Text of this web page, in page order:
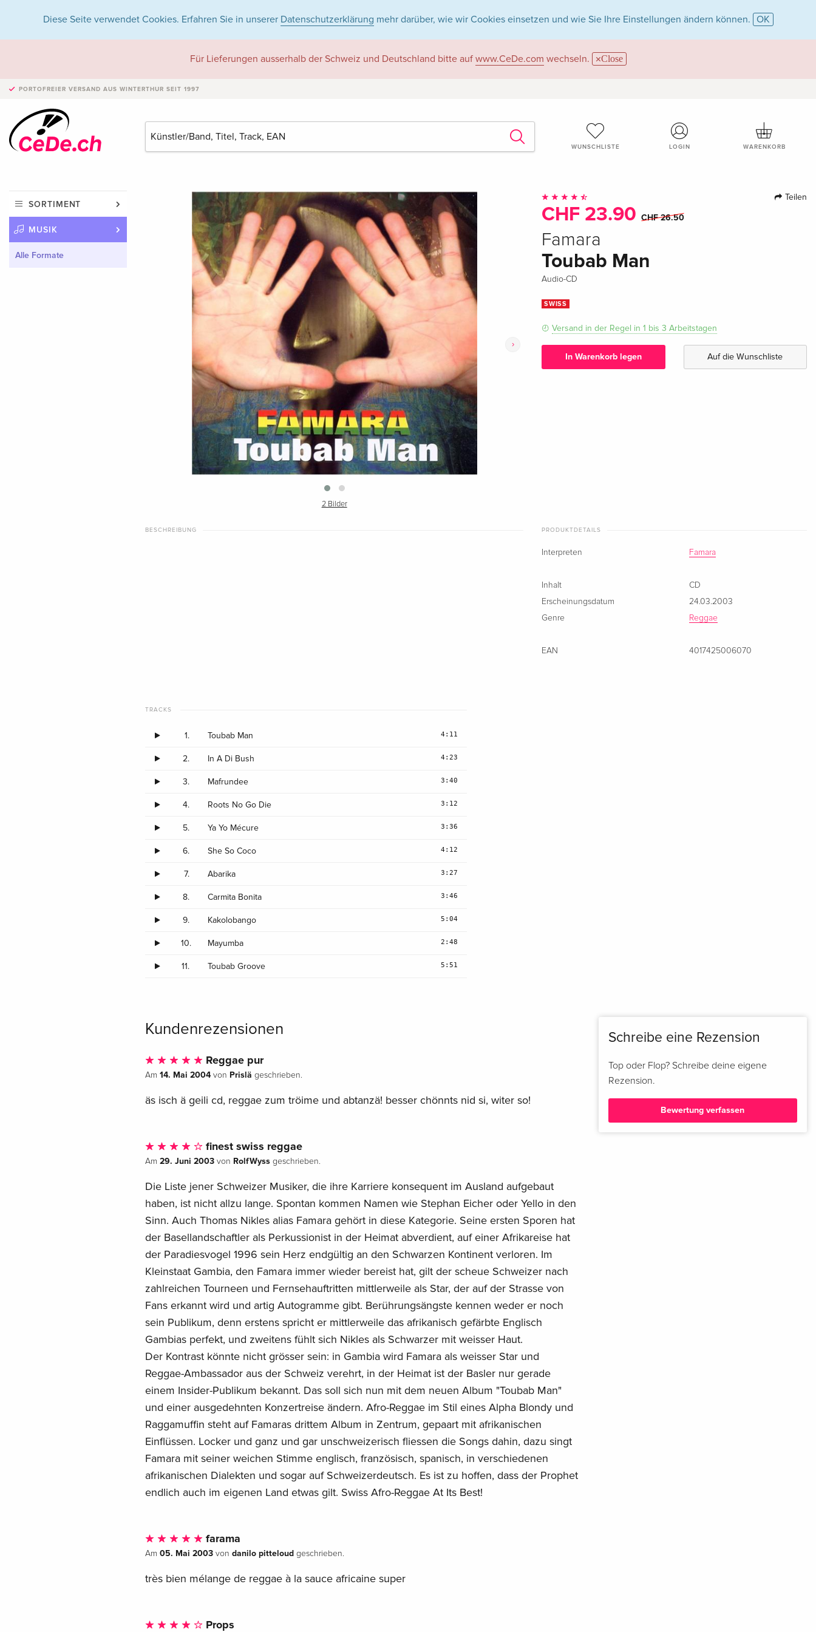
Diese Seite verwendet Cookies. Erfahren Sie in unserer Datenschutzerklärung mehr darüber, wie wir Cookies einsetzen und wie Sie Ihre Einstellungen ändern können. OK
Für Lieferungen ausserhalb der Schweiz und Deutschland bitte auf www.CeDe.com wechseln. Close
PORTOFREIER VERSAND AUS WINTERTHUR SEIT 1997
WUNSCHLISTE LOGIN WARENKORB
SORTIMENT
MUSIK
Alle Formate
›
2 Bilder
Teilen
CHF 23.90 CHF 26.50
Famara
Toubab Man
Audio-CD
SWISS
Versand in der Regel in 1 bis 3 Arbeitstagen
In Warenkorb legen Auf die Wunschliste
BESCHREIBUNG PRODUKTDETAILS
Interpreten Famara
Inhalt
CD
Erscheinungsdatum
24.03.2003
Genre
Reggae
EAN 4017425006070
TRACKS
1. Toubab Man 4:11
2. In A Di Bush 4:23
3. Mafrundee 3:40
4. Roots No Go Die 3:12
5. Ya Yo Mécure 3:36
6. She So Coco 4:12
7. Abarika 3:27
8. Carmita Bonita 3:46
9. Kakolobango 5:04
10. Mayumba 2:48
11. Toubab Groove 5:51
Kundenrezensionen
Reggae pur
Am 14. Mai 2004von Prislä geschrieben.
äs isch ä geili cd, reggae zum tröime und abtanzä! besser chönnts nid si, witer so!
finest swiss reggae
Am 29. Juni 2003von RolfWyssgeschrieben.
Die Liste jener Schweizer Musiker, die ihre Karriere konsequent im Ausland aufgebaut
haben, ist nicht allzu lange. Spontan kommen Namen wie Stephan Eicher oder Yello in den
Sinn. Auch Thomas Nikles alias Famara gehört in diese Kategorie. Seine ersten Sporen hat
der Basellandschaftler als Perkussionist in der Heimat abverdient, auf einer Afrikareise hat
der Paradiesvogel 1996 sein Herz endgültig an den Schwarzen Kontinent verloren. Im
Kleinstaat Gambia, den Famara immer wieder bereist hat, gilt der scheue Schweizer nach
zahlreichen Tourneen und Fernsehauftritten mittlerweile als Star, der auf der Strasse von
Fans erkannt wird und artig Autogramme gibt. Berührungsängste kennen weder er noch
sein Publikum, denn erstens spricht er mittlerweile das afrikanisch gefärbte Englisch
Gambias perfekt, und zweitens fühlt sich Nikles als Schwarzer mit weisser Haut.
Der Kontrast könnte nicht grösser sein: in Gambia wird Famara als weisser Star und
Reggae-Ambassador aus der Schweiz verehrt, in der Heimat ist der Basler nur gerade
einem Insider-Publikum bekannt. Das soll sich nun mit dem neuen Album "Toubab Man"
und einer ausgedehnten Konzertreise ändern. Afro-Reggae im Stil eines Alpha Blondy und
Raggamuffin steht auf Famaras drittem Album in Zentrum, gepaart mit afrikanischen
Einflüssen. Locker und ganz und gar unschweizerisch fliessen die Songs dahin, dazu singt
Famara mit seiner weichen Stimme englisch, französisch, spanisch, in verschiedenen
afrikanischen Dialekten und sogar auf Schweizerdeutsch. Es ist zu hoffen, dass der Prophet
endlich auch im eigenen Land etwas gilt. Swiss Afro-Reggae At Its Best!
farama
Am 05. Mai 2003von danilo pitteloud geschrieben.
très bien mélange de reggae à la sauce africaine super
Props
Schreibe eine Rezension
Top oder Flop? Schreibe deine eigene
Rezension.
Bewertung verfassen